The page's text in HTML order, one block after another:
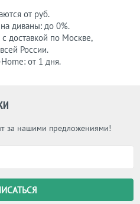
от руб.
диваны: до 0%.
доставкой по Москве,
России.
от 1 дня.
за нашими предложениями!